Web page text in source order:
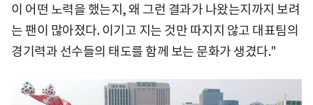
이 어떤 노력을 했는지, 왜 그런 결과가 나왔는지까지 보려
는 팬이 많아졌다. 이기고 지는 것만 따지지 않고 대표팀의
경기력과 선수들의 태도를 함께 보는 문화가 생겼다."